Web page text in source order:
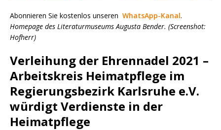
Abonnieren Sie kostenlos unseren WhatsApp-Kanal.
Homepage des Literaturmuseums Augusta Bender. (Screenshot:
Hofherr)
Verleihung der Ehrennadel 2021 –
Arbeitskreis Heimatpflege im
Regierungsbezirk Karlsruhe e.V.
würdigt Verdienste in der
Heimatpflege